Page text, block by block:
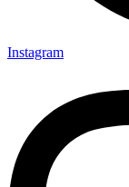
Instagram